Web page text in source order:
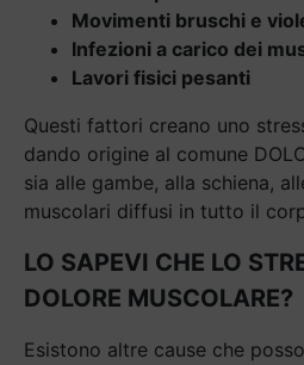
Movimenti bruschi e
Infezioni a carico dei
Lavori fisici pesanti
Questi fattori creano uno
dando origine al comune
sia alle gambe, alla schiena,
muscolari diffusi in tutto il
LO SAPEVI CHE LO
DOLORE MUSCOLARE?
Esistono altre cause che